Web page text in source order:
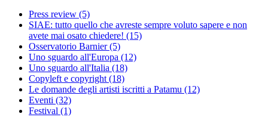
Press review (5)
SIAE: tutto quello che avreste sempre voluto sapere e non
avete mai osato chiedere! (15)
Osservatorio Barnier(5)
Uno sguardo all'Europa (12)
Uno sguardo all'Italia (18)
Copyleft e copyright (18)
Le domande degli artisti iscritti a Patamu (12)
Eventi (32)
Festival (1)